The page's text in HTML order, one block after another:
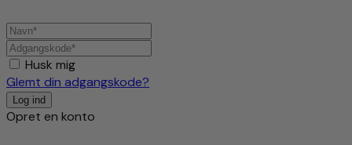
Husk mig
Glemt din adgangskode?
Opret en konto